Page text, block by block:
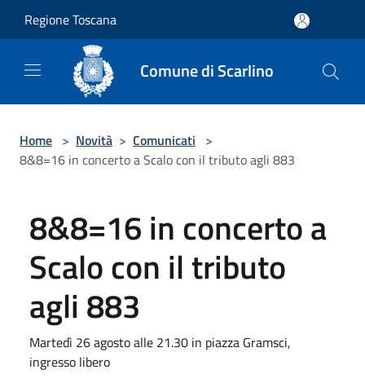
Regione Toscana
Comune di Scarlino
Home > Novità > Comunicati >
8&8=16 in concerto a Scalo con il tributo agli 883
8&8=16 in concerto a
Scalo con il tributo
agli 883
Martedì 26 agosto alle 21.30 in piazza Gramsci,
ingresso libero